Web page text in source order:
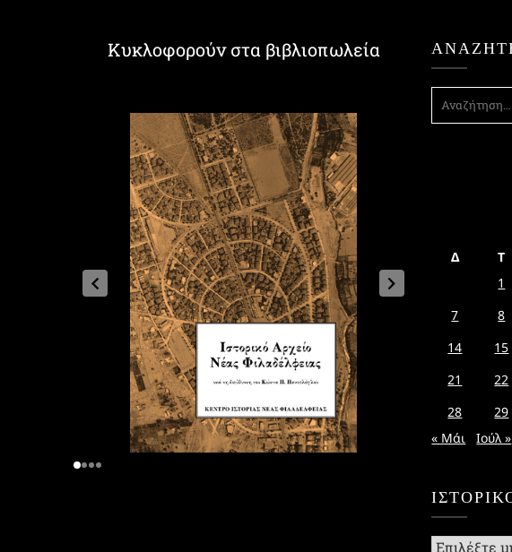
Κυκλοφορούν στα βιβλιοπωλεία
ΑΝΑΖΉΤΗΣΗ
ΓΙΑ:
Δ Τ
1
7
8
14
15
21
22
28
29
« Μάι
Ιούλ »
Ιστορικό